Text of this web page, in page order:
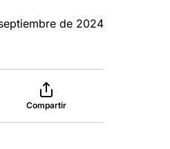
de 2024
Compartir